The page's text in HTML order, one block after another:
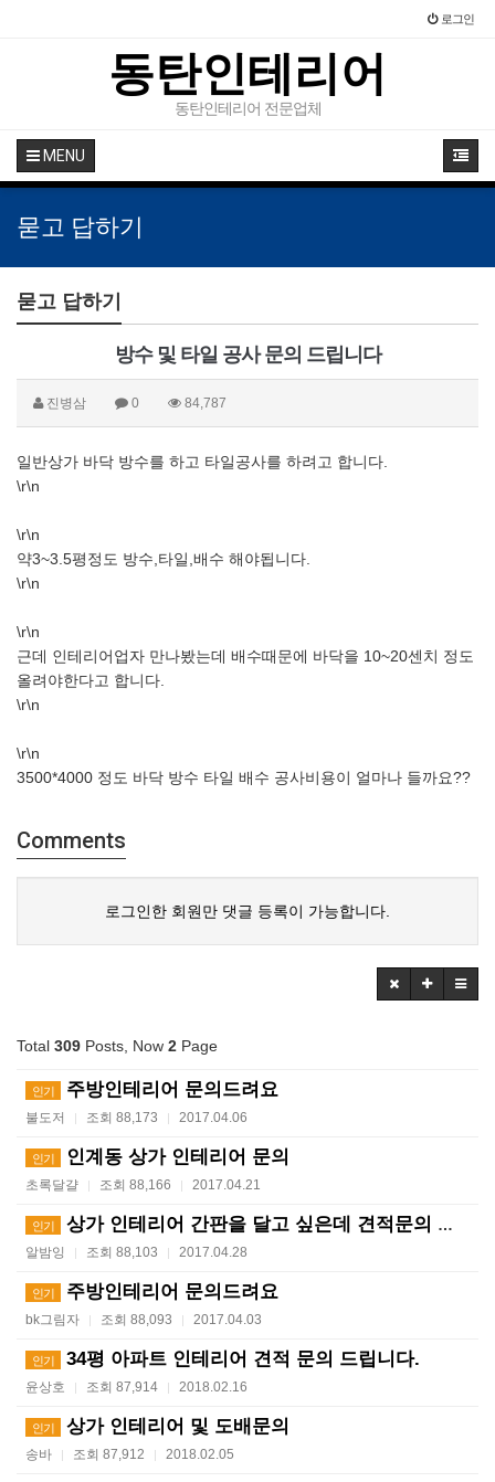
로그인
동탄인테리어
동탄인테리어 전문업체
MENU
묻고 답하기
묻고 답하기
방수 및 타일 공사 문의 드립니다
진병삼 0 84,787
일반상가 바닥 방수를 하고 타일공사를 하려고 합니다.
\r\n
\r\n
약3~3.5평정도 방수,타일,배수 해야됩니다.
\r\n
\r\n
근데 인테리어업자 만나봤는데 배수때문에 바닥을 10~20센치 정도
올려야한다고 합니다.
\r\n
\r\n
3500*4000 정도 바닥 방수 타일 배수 공사비용이 얼마나 들까요??
Comments
로그인한 회원만 댓글 등록이 가능합니다.
Total 309 Posts, Now 2 Page
인기 주방인테리어 문의드려요
불도저 | 조회 88,173 | 2017.04.06
인기 인계동 상가 인테리어 문의
초록달걀 | 조회 88,166 | 2017.04.21
인기 상가 인테리어 간판을 달고 싶은데 견적문의 드립니다
알밤잉 | 조회 88,103 | 2017.04.28
인기 주방인테리어 문의드려요
bk그림자 | 조회 88,093 | 2017.04.03
인기 34평 아파트 인테리어 견적 문의 드립니다.
윤상호 | 조회 87,914 | 2018.02.16
인기 상가 인테리어 및 도배문의
송바 | 조회 87,912 | 2018.02.05